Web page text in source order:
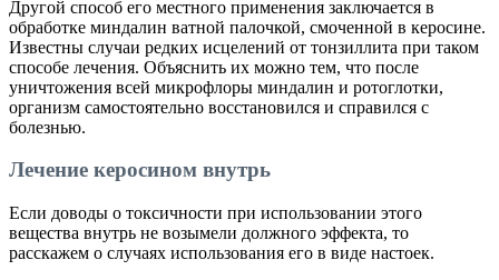
Другой способ его местного применения заключается в
обработке миндалин ватной палочкой, смоченной в керосине.
Известны случаи редких исцелений от тонзиллита при таком
способе лечения. Объяснить их можно тем, что после
уничтожения всей микрофлоры миндалин и ротоглотки,
организм самостоятельно восстановился и справился с
болезнью.
Лечение керосином внутрь
Если доводы о токсичности при использовании этого
вещества внутрь не возымели должного эффекта, то
расскажем о случаях использования его в виде настоек.